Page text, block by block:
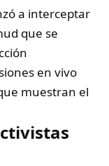
a interceptar
que se
en vivo
muestran el